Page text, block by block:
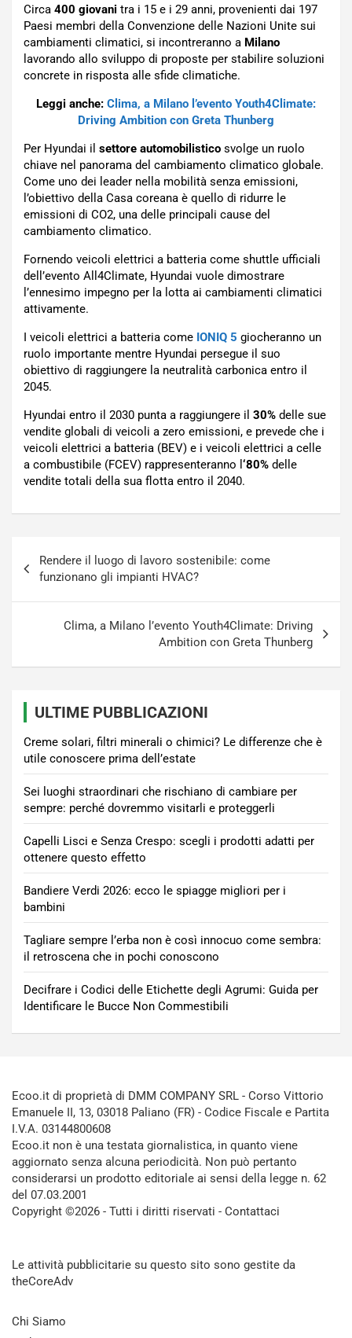
Circa 400 giovani tra i 15 e i 29 anni, provenienti dai 197
Paesi membri della Convenzione delle Nazioni Unite sui
cambiamenti climatici, si incontreranno a Milano
lavorando allo sviluppo di proposte per stabilire soluzioni
concrete in risposta alle sfide climatiche.
Leggi anche: Clima, a Milano l’evento Youth4Climate:
Driving Ambition con Greta Thunberg
Per Hyundai il settore automobilistico svolge un ruolo
chiave nel panorama del cambiamento climatico globale.
Come uno dei leader nella mobilità senza emissioni,
l’obiettivo della Casa coreana è quello di ridurre le
emissioni di CO2, una delle principali cause del
cambiamento climatico.
Fornendo veicoli elettrici a batteria come shuttle ufficiali
dell’evento All4Climate, Hyundai vuole dimostrare
l’ennesimo impegno per la lotta ai cambiamenti climatici
attivamente.
I veicoli elettrici a batteria come IONIQ 5 giocheranno un
ruolo importante mentre Hyundai persegue il suo
obiettivo di raggiungere la neutralità carbonica entro il
2045.
Hyundai entro il 2030 punta a raggiungere il 30% delle sue
vendite globali di veicoli a zero emissioni, e prevede che i
veicoli elettrici a batteria (BEV) e i veicoli elettrici a celle
a combustibile (FCEV) rappresenteranno l ‘80% delle
vendite totali della sua flotta entro il 2040.
articoli
Rendere il luogo di lavoro sostenibile: come
funzionano gli impianti HVAC?
Clima, a Milano l’evento Youth4Climate: Driving
Ambition con Greta Thunberg
ULTIME PUBBLICAZIONI
Creme solari, filtri minerali o chimici? Le differenze che è
utile conoscere prima dell’estate
Sei luoghi straordinari che rischiano di cambiare per
sempre: perché dovremmo visitarli e proteggerli
Capelli Lisci e Senza Crespo: scegli i prodotti adatti per
ottenere questo effetto
Bandiere Verdi 2026: ecco le spiagge migliori per i
bambini
Tagliare sempre l’erba non è così innocuo come sembra:
il retroscena che in pochi conoscono
Decifrare i Codici delle Etichette degli Agrumi: Guida per
Identificare le Bucce Non Commestibili
Ecoo.it di proprietà di DMM COMPANY SRL - Corso Vittorio
Emanuele II, 13, 03018 Paliano (FR) - Codice Fiscale e Partita
I.V.A. 03144800608
Ecoo.it non è una testata giornalistica, in quanto viene
aggiornato senza alcuna periodicità. Non può pertanto
considerarsi un prodotto editoriale ai sensi della legge n. 62
del 07.03.2001
Copyright ©2026 - Tutti i diritti riservati - Contattaci
Le attività pubblicitarie su questo sito sono gestite da
theCoreAdv
Chi Siamo